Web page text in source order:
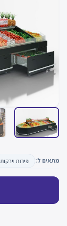
מתאים ל: פירות וירקות